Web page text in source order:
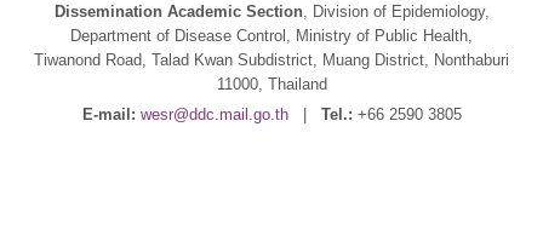
Dissemination Academic Section, Division of Epidemiology,
Department of Disease Control, Ministry of Public Health,
Tiwanond Road, Talad Kwan Subdistrict, Muang District, Nonthaburi
11000, Thailand
E-mail: wesr@ddc.mail.go.th| Tel.: +66 2590 3805